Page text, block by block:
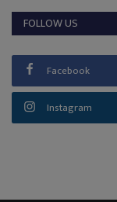
FOLLOW US
Facebook
Instagram